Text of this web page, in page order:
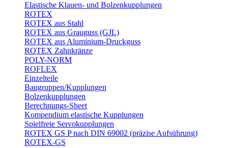
Elastische Klauen- und Bolzenkupplungen
ROTEX
ROTEX aus Stahl
ROTEX aus Grauguss (GJL)
ROTEX aus Aluminium-Druckguss
ROTEX Zahnkränze
POLY-NORM
ROFLEX
Einzelteile
Baugruppen/Kupplungen
Bolzenkupplungen
Berechnungs-Sheet
Kompendium elastische Kupplungen
Spielfreie Servokupplungen
ROTEX GS P nach DIN 69002 (präzise Aufsührung)
ROTEX-GS